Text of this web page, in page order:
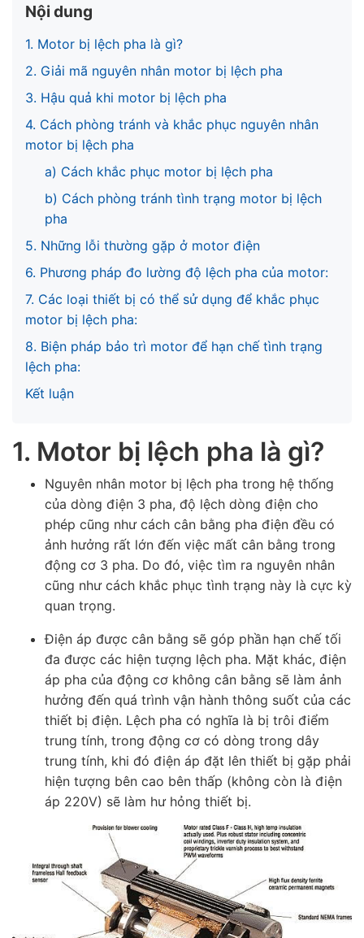
Nội dung
1. Motor bị lệch pha là gì?
2. Giải mã nguyên nhân motor bị lệch pha
3. Hậu quả khi motor bị lệch pha
4. Cách phòng tránh và khắc phục nguyên nhân
motor bị lệch pha
a) Cách khắc phục motor bị lệch pha
b) Cách phòng tránh tình trạng motor bị lệch
pha
5. Những lỗi thường gặp ở motor điện
6. Phương pháp đo lường độ lệch pha của motor:
7. Các loại thiết bị có thể sử dụng để khắc phục
motor bị lệch pha:
8. Biện pháp bảo trì motor để hạn chế tình trạng
lệch pha:
Kết luận
1. Motor bị lệch pha là gì?
Nguyên nhân motor bị lệch pha trong hệ thống
của dòng điện 3 pha, độ lệch dòng điện cho
phép cũng như cách cân bằng pha điện đều có
ảnh hưởng rất lớn đến việc mất cân bằng trong
động cơ 3 pha. Do đó, việc tìm ra nguyên nhân
cũng như cách khắc phục tình trạng này là cực kỳ
quan trọng.
Điện áp được cân bằng sẽ góp phần hạn chế tối
đa được các hiện tượng lệch pha. Mặt khác, điện
áp pha của động cơ không cân bằng sẽ làm ảnh
hưởng đến quá trình vận hành thông suốt của các
thiết bị điện. Lệch pha có nghĩa là bị trôi điểm
trung tính, trong động cơ có dòng trong dây
trung tính, khi đó điện áp đặt lên thiết bị gặp phải
hiện tượng bên cao bên thấp (không còn là điện
áp 220V) sẽ làm hư hỏng thiết bị.